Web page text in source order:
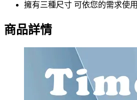
擁有三種尺寸 可依您的需求使用
商品詳情